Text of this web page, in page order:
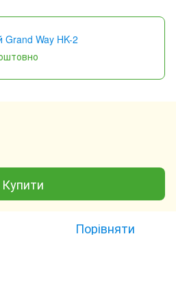
Grand Way HK-2
Купити
Порівняти